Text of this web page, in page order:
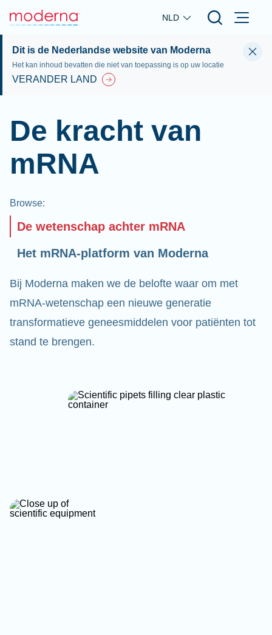
Skip to main content
NLD
Dit is de Nederlandse website van Moderna
Het kan inhoud bevatten die niet van toepassing is op uw locatie
VERANDER LAND
De kracht van
mRNA
Browse:
De wetenschap achter mRNA
Het mRNA-platform van Moderna
Bij Moderna maken we de belofte waar om met
mRNA-wetenschap een nieuwe generatie
transformatieve geneesmiddelen voor patiënten tot
stand te brengen.